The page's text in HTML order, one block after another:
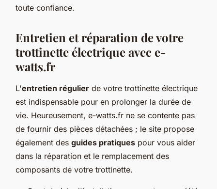
toute confiance.
Entretien et réparation de votre
trottinette électrique avec e-
watts.fr
L'entretien régulier de votre trottinette électrique
est indispensable pour en prolonger la durée de
vie. Heureusement, e-watts.fr ne se contente pas
de fournir des pièces détachées ; le site propose
également des guides pratiques pour vous aider
dans la réparation et le remplacement des
composants de votre trottinette.